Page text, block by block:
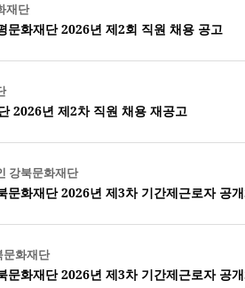
재단
문화재단 2026년 제2회 직원 채용 공고
2026년 제2차 직원 채용 재공고
강북문화재단
문화재단 2026년 제3차 기간제근로자 공
화재단
문화재단 2026년 제3차 기간제근로자 공